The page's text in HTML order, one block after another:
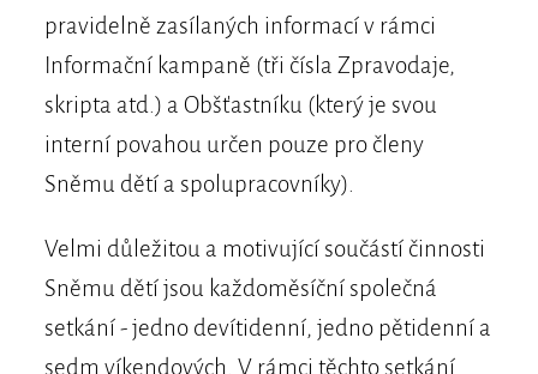
pravidelně zasílaných informací v rámci
Informační kampaně (tři čísla Zpravodaje,
skripta atd.) a Obšťastníku (který je svou
interní povahou určen pouze pro členy
Sněmu dětí a spolupracovníky).
Velmi důležitou a motivující součástí činnosti
Sněmu dětí jsou každoměsíční společná
setkání - jedno devítidenní, jedno pětidenní a
sedm víkendových. V rámci těchto setkání